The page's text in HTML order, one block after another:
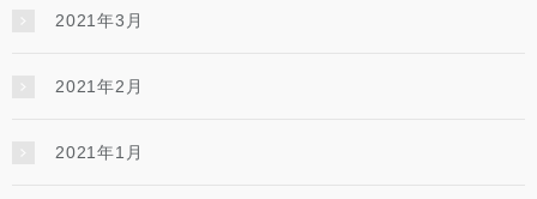
2021年3月
2021年2月
2021年1月